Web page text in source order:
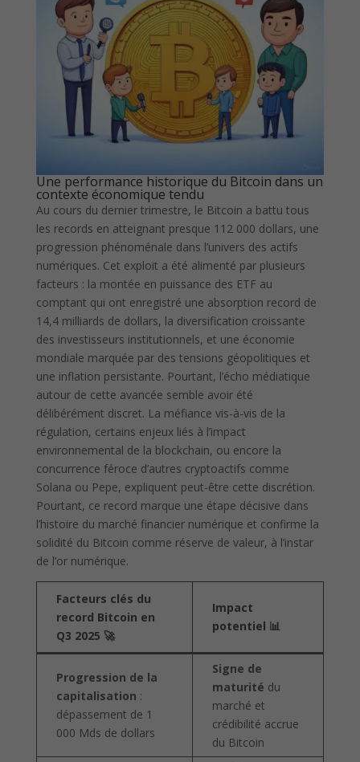
Une performance historique du Bitcoin dans un
contexte économique tendu
Au cours du dernier trimestre, le Bitcoin a battu tous
les records en atteignant presque 112 000 dollars, une
progression phénoménale dans l’univers des actifs
numériques. Cet exploit a été alimenté par plusieurs
facteurs : la montée en puissance des ETF au
comptant qui ont enregistré une absorption record de
14,4 milliards de dollars, la diversification croissante
des investisseurs institutionnels, et une économie
mondiale marquée par des tensions géopolitiques et
une inflation persistante. Pourtant, l’écho médiatique
autour de cette avancée semble avoir été
délibérément discret. La méfiance vis-à-vis de la
régulation, certains enjeux liés à l’impact
environnemental de la blockchain, ou encore la
concurrence féroce d’autres cryptoactifs comme
Solana ou Pepe, expliquent peut-être cette discrétion.
Pourtant, ce record marque une étape décisive dans
l’histoire du marché financier numérique et confirme la
solidité du Bitcoin comme réserve de valeur, à l’instar
de l’or numérique.
Facteurs clés du
record Bitcoin en
Q3 2025 🚀
Impact
potentiel 📊
Progression de la
capitalisation :
dépassement de 1
000 Mds de dollars
Signe de
maturité du
marché et
crédibilité accrue
du Bitcoin